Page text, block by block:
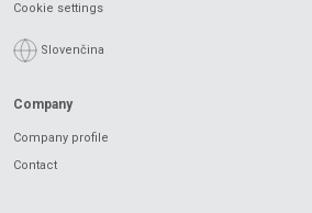
Cookie settings
Slovenčina
Company
Company profile
Contact